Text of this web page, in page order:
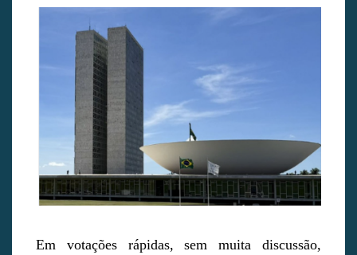
Em votações rápidas, sem muita discussão,